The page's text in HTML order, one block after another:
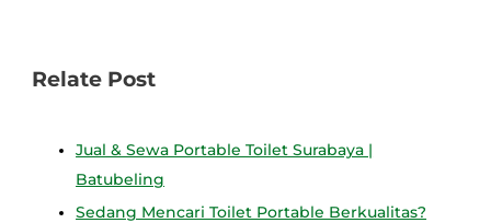
Relate Post
Jual & Sewa Portable Toilet Surabaya |
Batubeling
Sedang Mencari Toilet Portable Berkualitas?